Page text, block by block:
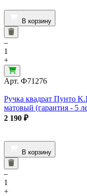
В корзину
–
1
+
Арт. Ф71276
Ручка квадрат Пунто
матовый (гарантия - 5
2 190 ₽
В корзину
–
1
+